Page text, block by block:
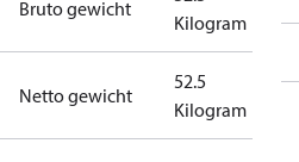
Bruto gewicht
Kilogram
Netto gewicht
52.5
Kilogram